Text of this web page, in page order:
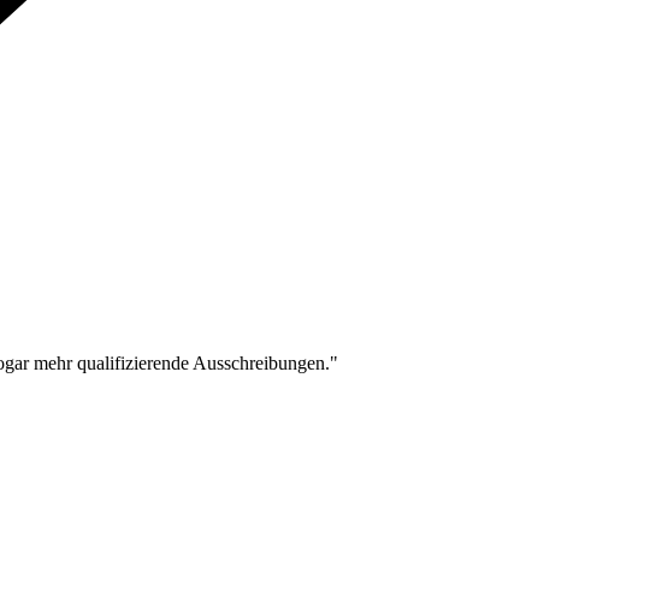
mehr qualifizierende Ausschreibungen."